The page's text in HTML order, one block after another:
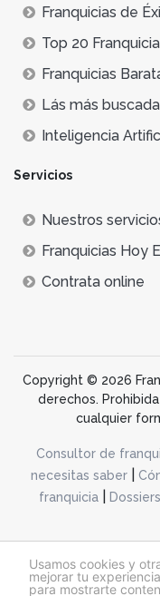
Usamos cookies y
mejorar tu
para mostrarte
Franquicias de
Top 20
Franquicias
Lás más
Inteligencia
Servicios
Nuestros
Franquicias Hoy
Contrata online
Copyright © 2026
derechos.
cualquier
Consultor de
necesitas saber
franquicia|